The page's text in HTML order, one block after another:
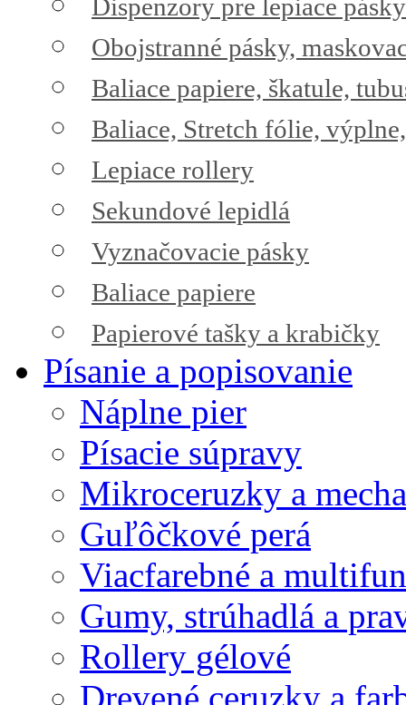
Dispenzory pre lepiace pásky
Obojstranné pásky,
Baliace papiere, škatule,
Baliace, Stretch fólie,
Lepiace rollery
Sekundové lepidlá
Vyznačovacie pásky
Baliace papiere
Papierové tašky a krabičky
Písanie a popisovanie
Náplne pier
Písacie súpravy
Mikroceruzky a
Guľôčkové perá
Viacfarebné a
Gumy, strúhadlá a
Rollery gélové
Drevené ceruzky a